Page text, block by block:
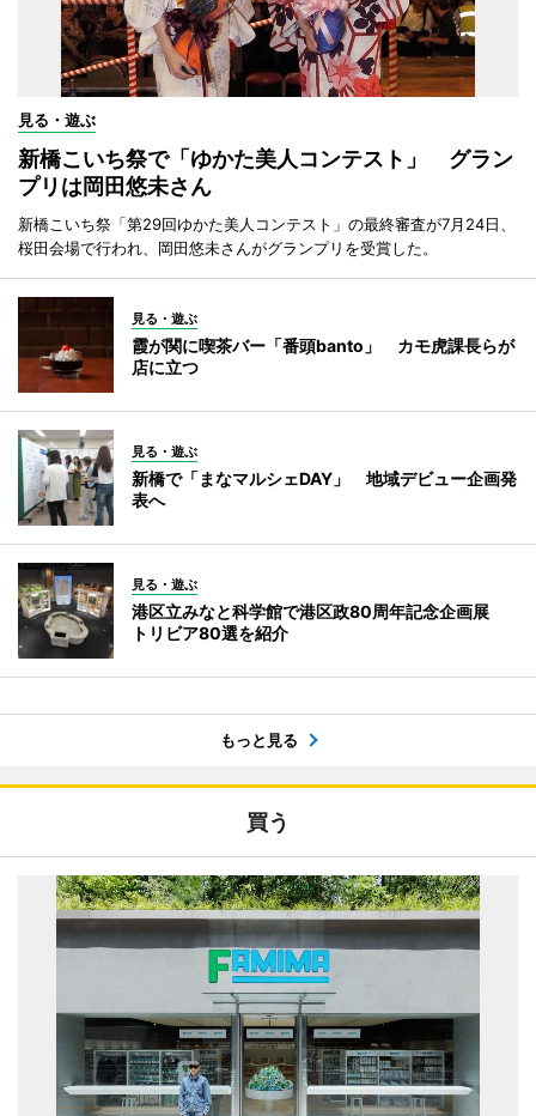
見る・遊ぶ
新橋こいち祭で「ゆかた美人コンテスト」 グラン
プリは岡田悠未さん
新橋こいち祭「第29回ゆかた美人コンテスト」の最終審査が7月24日、
桜田会場で行われ、岡田悠未さんがグランプリを受賞した。
見る・遊ぶ
霞が関に喫茶バー「番頭banto」 カモ虎課長らが
店に立つ
見る・遊ぶ
新橋で「まなマルシェDAY」 地域デビュー企画発
表へ
見る・遊ぶ
港区立みなと科学館で港区政80周年記念企画展
トリビア80選を紹介
もっと見る
買う